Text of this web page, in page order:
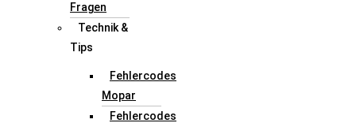
Fragen
Technik &
Tips
Fehlercodes
Mopar
Fehlercodes